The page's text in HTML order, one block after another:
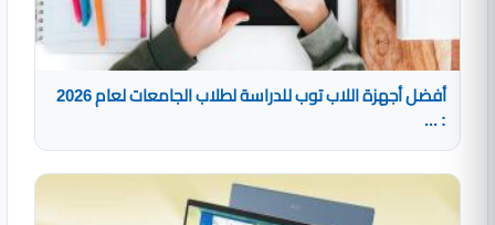
أفضل أجهزة اللاب توب للدراسة لطلاب الجامعات لعام 2026
: ...